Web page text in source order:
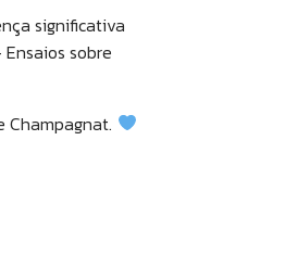
significativa
sobre
Champagnat.